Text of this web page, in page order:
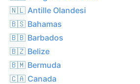
🇳🇱 Antille Olandesi
🇧🇸 Bahamas
🇧🇧 Barbados
🇧🇿 Belize
🇧🇲 Bermuda
🇨🇦 Canada